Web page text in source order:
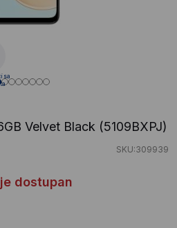
Velvet Black (5109BXPJ)
SKU:309939
dostupan
sa